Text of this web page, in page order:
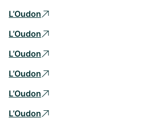
L’Oudon
L’Oudon
L’Oudon
L’Oudon
L’Oudon
L’Oudon